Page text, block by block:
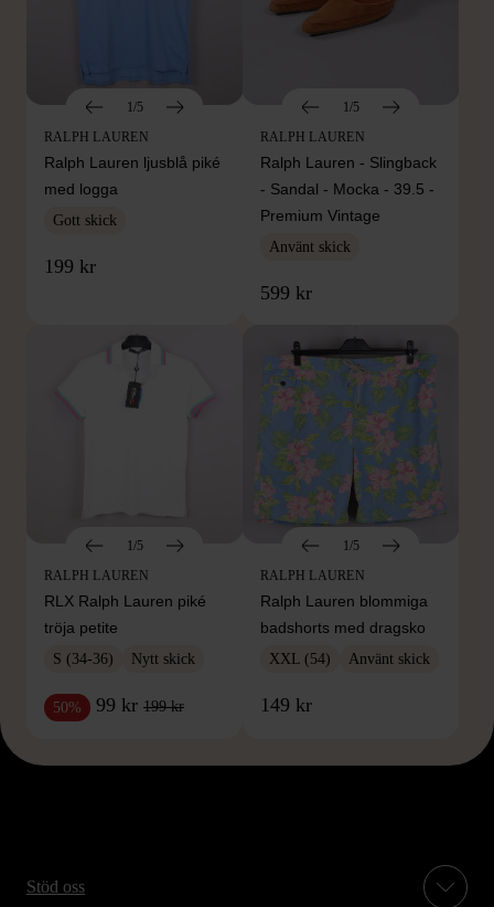
1/5
RALPH LAUREN
Ralph Lauren ljusblå piké
med logga
Gott skick
199 kr
1/5
RALPH LAUREN
Ralph Lauren - Slingback
- Sandal - Mocka - 39.5 -
Premium Vintage
Använt skick
599 kr
1/5
RALPH LAUREN
RLX Ralph Lauren piké
tröja petite
S (34-36) Nytt skick
50% 99 kr 199 kr
1/5
RALPH LAUREN
Ralph Lauren blommiga
badshorts med dragsko
XXL (54) Använt skick
149 kr
Stöd oss